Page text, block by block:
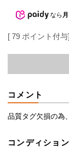
なら
[ 79 ポイント付与]
コメント
品質タグ欠損の為
コンディション